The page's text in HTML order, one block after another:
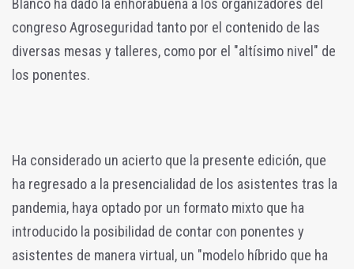
congreso Agroseguridad tanto por el contenido de las
diversas mesas y talleres, como por el "altísimo nivel" de
los ponentes.
Ha considerado un acierto que la presente edición, que
ha regresado a la presencialidad de los asistentes tras la
pandemia, haya optado por un formato mixto que ha
introducido la posibilidad de contar con ponentes y
asistentes de manera virtual, un "modelo híbrido que ha